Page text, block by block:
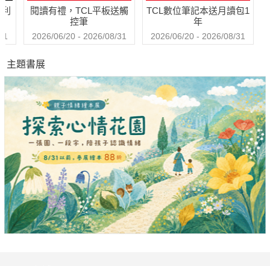
閱讀有禮，TCL平板送觸
控筆
2026/06/20 - 2026/08/31
TCL數位筆記本送月讀包1
年
2026/06/20 - 2026/08/31
主題書展